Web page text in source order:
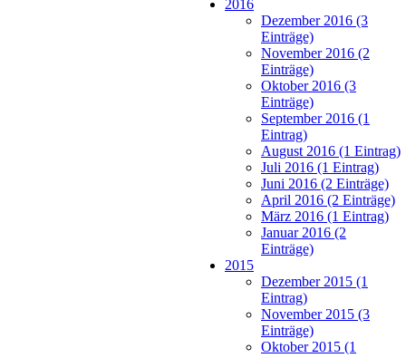
2016
Dezember 2016 (3
Einträge)
November 2016 (2
Einträge)
Oktober 2016 (3
Einträge)
September 2016 (1
Eintrag)
August 2016 (1 Eintrag)
Juli 2016 (1 Eintrag)
Juni 2016 (2 Einträge)
April 2016 (2 Einträge)
März 2016 (1 Eintrag)
Januar 2016 (2
Einträge)
2015
Dezember 2015 (1
Eintrag)
November 2015 (3
Einträge)
Oktober 2015 (1